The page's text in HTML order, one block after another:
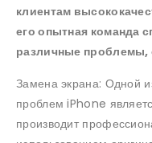
клиентам
его опытная команда
различные
Замена экрана: Одной
проблем iPhone
производит